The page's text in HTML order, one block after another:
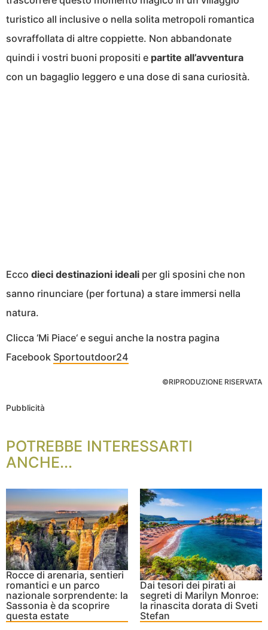
turistico all inclusive o nella solita metropoli romantica
sovraffollata di altre coppiette. Non abbandonate
quindi i vostri buoni propositi e partite all’avventura
con un bagaglio leggero e una dose di sana curiosità.
Ecco dieci destinazioni ideali per gli sposini che non
sanno rinunciare (per fortuna) a stare immersi nella
natura.
Clicca ‘Mi Piace‘ e segui anche la nostra pagina
Facebook Sportoutdoor24
©RIPRODUZIONE RISERVATA
Pubblicità
POTREBBE INTERESSARTI
ANCHE...
Rocce di arenaria, sentieri
romantici e un parco
nazionale sorprendente: la
Sassonia è da scoprire
questa estate
Dai tesori dei pirati ai
segreti di Marilyn Monroe:
la rinascita dorata di Sveti
Stefan